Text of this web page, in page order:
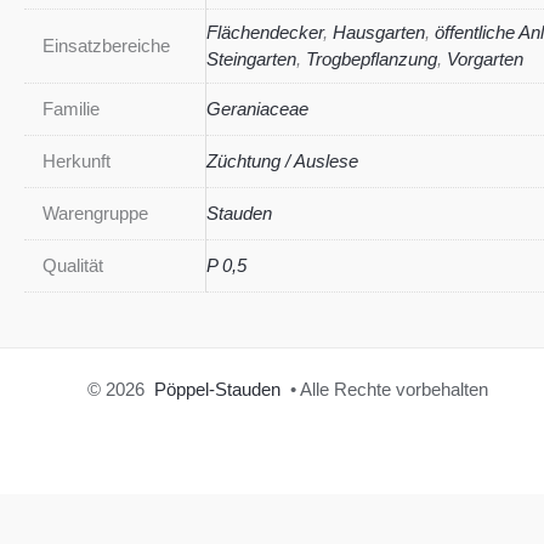
Einsatzbereiche
Flächendecker, Hausgarten, öffentliche
Steingarten, Trogbepflanzung, Vorgarten
Familie Geraniaceae
Herkunft Züchtung / Auslese
Warengruppe Stauden
Qualität P 0,5
© 2026 Pöppel-Stauden • Alle Rechte vorbehalten